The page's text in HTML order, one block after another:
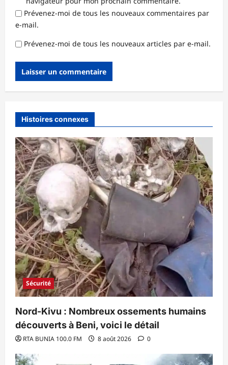
Prévenez-moi de tous les nouveaux commentaires par
e-mail.
Prévenez-moi de tous les nouveaux articles par e-mail.
Histoires connexes
Sécurité
Nord-Kivu : Nombreux ossements humains
découverts à Beni, voici le détail
RTA BUNIA 100.0 FM 8 août 2026 0